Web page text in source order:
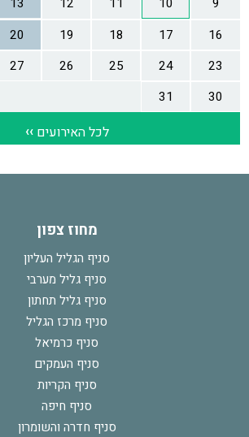
מחוז צפון
סניף הגליל העליון
סניף גליל מערבי
סניף גליל תחתון
סניף מרכז הגליל
סניף כרמיאל
סניף העמקים
סניף הקריות
סניף חיפה
סניף חדרה והשומרון